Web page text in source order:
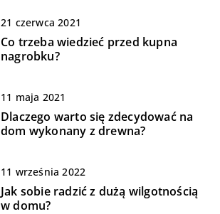
21 czerwca 2021
Co trzeba wiedzieć przed kupna
nagrobku?
11 maja 2021
Dlaczego warto się zdecydować na
dom wykonany z drewna?
11 września 2022
Jak sobie radzić z dużą wilgotnością
w domu?